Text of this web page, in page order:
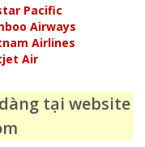
Pacific
Airways
Airlines
Air
tại website